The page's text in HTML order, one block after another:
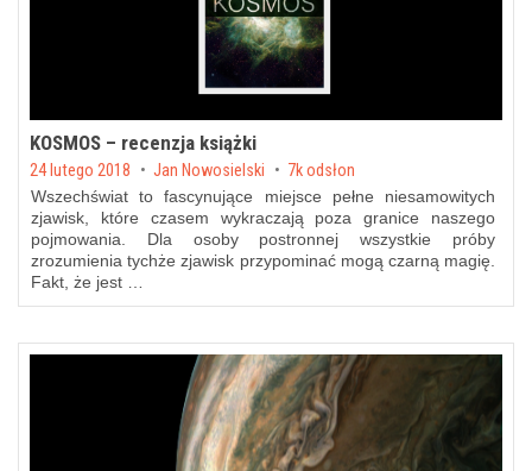
KOSMOS – recenzja książki
Posted on
24 lutego 2018 byJan Nowosielski 7k odsłon
Wszechświat to fascynujące miejsce pełne niesamowitych
zjawisk, które czasem wykraczają poza granice naszego
pojmowania. Dla osoby postronnej wszystkie próby
zrozumienia tychże zjawisk przypominać mogą czarną magię.
Fakt, że jest …